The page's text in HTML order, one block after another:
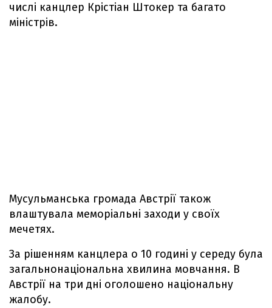
числі канцлер Крістіан Штокер та багато
міністрів.
Мусульманська громада Австрії також
влаштувала меморіальні заходи у своїх
мечетях.
За рішенням канцлера о 10 годині у середу була
загальнонаціональна хвилина мовчання. В
Австрії на три дні оголошено національну
жалобу.